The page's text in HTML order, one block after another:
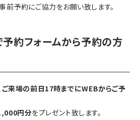
前予約にご協力をお願い致します。
約フォームから予約の方
ご来場の前日17時までにWEBからご予
円分をプレゼント致します。